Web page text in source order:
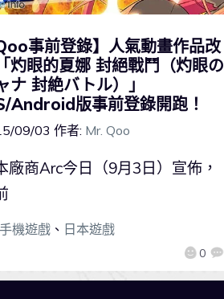
Qoo事前登錄】人氣動畫作品改
灼眼的夏娜 封絕戰鬥（灼眼の
ナ 封絶バトル）」
Android版事前登錄開跑！
09/03 作者: Mr. Qoo
0
廠商Arc今日（9月3日）宣佈，
手機遊戲、 日本遊戲